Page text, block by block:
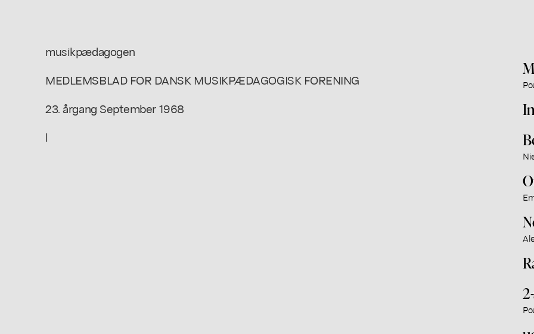
musikpædagogen
MEDLEMSBLAD FOR DANSK MUSIKPÆDAGOGISK FORENING
23. årgang September 1968
l